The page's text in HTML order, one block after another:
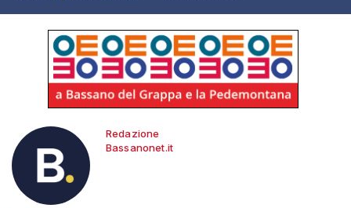
Redazione
Bassanonet.it